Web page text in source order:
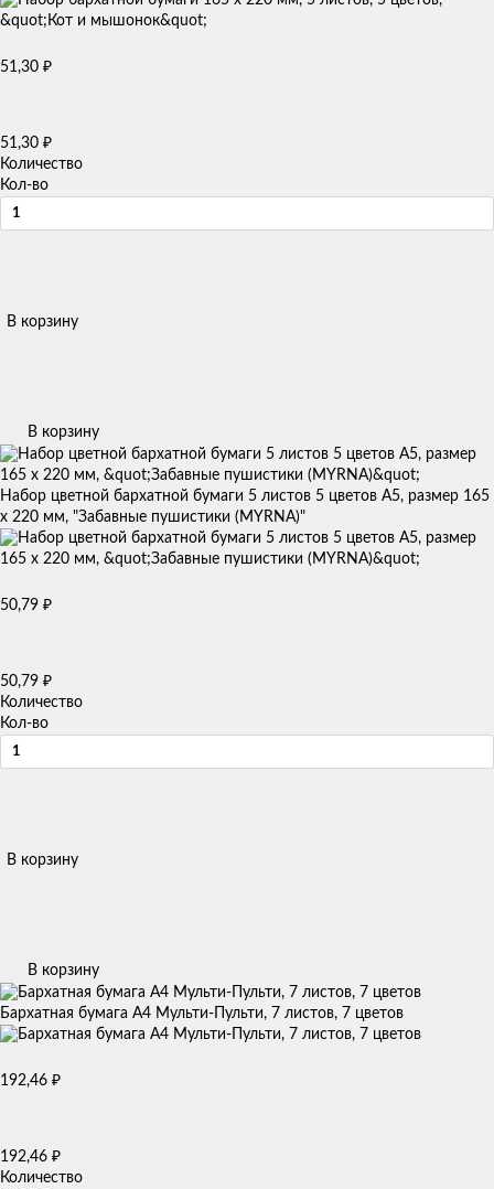
51,30 ₽
51,30 ₽
Количество
Кол-во
В корзину
В корзину
Набор цветной бархатной бумаги 5 листов 5 цветов А5, размер 165
х 220 мм, "Забавные пушистики (MYRNA)"
50,79 ₽
50,79 ₽
Количество
Кол-во
В корзину
В корзину
Бархатная бумага A4 Мульти-Пульти, 7 листов, 7 цветов
192,46 ₽
192,46 ₽
Количество